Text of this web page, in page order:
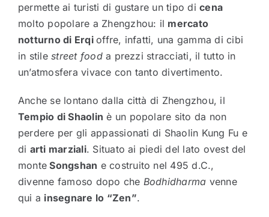
permette ai turisti di gustare un tipo dicena
molto popolare a Zhengzhou: il mercato
notturno di Erqioffre, infatti, una gamma di cibi
in stilestreet fooda prezzi stracciati, il tutto in
un’atmosfera vivace con tanto divertimento.
Anche se lontano dalla città di Zhengzhou, il
Tempio di Shaolin è un popolare sito da non
perdere per gli appassionati di Shaolin Kung Fu e
di arti marziali. Situato ai piedi del lato ovest del
monte Songshan e costruito nel 495 d.C.,
divenne famoso dopo che Bodhidharma venne
qui a insegnare lo “Zen”.